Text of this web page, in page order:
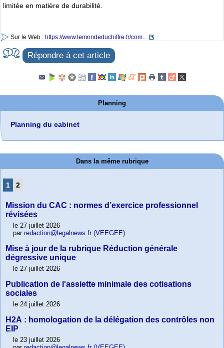
limitée en matière de durabilité.
Sur le Web : https://www.lemondeduchiffre.fr/com...
Répondre à cet article
Planning
Planning du cabinet
Dans la même rubrique
1 2
Mission du CAC : normes d’exercice professionnel
révisées
le 27 juillet 2026
par redaction@legalnews.fr (VEEGEE)
Mise à jour de la rubrique Réduction générale
dégressive unique
le 27 juillet 2026
Publication de l'assiette minimale des cotisations
sociales
le 24 juillet 2026
H2A : homologation de la délégation des contrôles non
EIP
le 23 juillet 2026